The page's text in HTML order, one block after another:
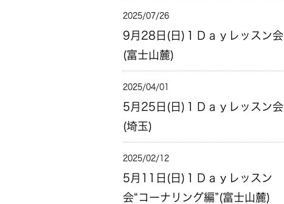
2025/07/26
9月28日(日)１Ｄａｙレッスン会
(富士山麓)
2025/04/01
5月25日(日)１Ｄａｙレッスン会
(埼玉)
2025/02/12
5月11日(日)１Ｄａｙレッスン
会“コーナリング編”(富士山麓)